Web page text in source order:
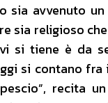
sia avvenuto
sia religioso
si tiene è da
si contano
recita